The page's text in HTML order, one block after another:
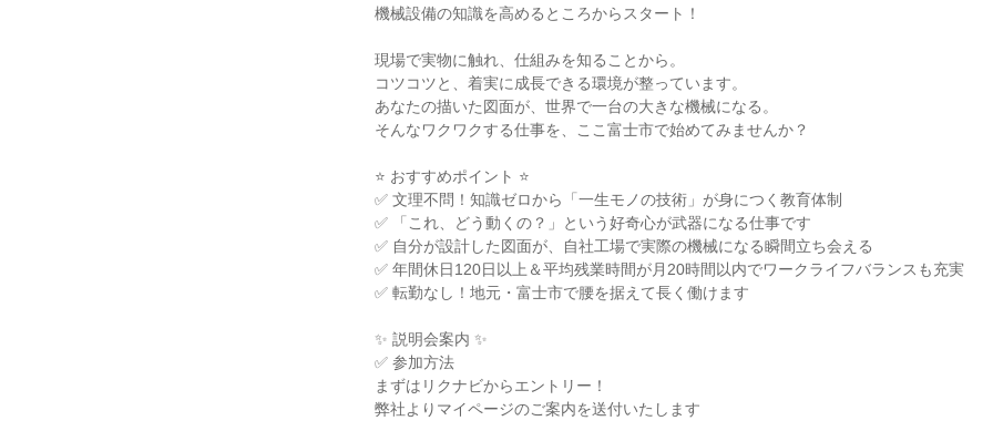
機械設備の知識を高めるところからスタート！
現場で実物に触れ、仕組みを知ることから。
コツコツと、着実に成長できる環境が整っています。
あなたの描いた図面が、世界で一台の大きな機械になる。
そんなワクワクする仕事を、ここ富士市で始めてみませんか？
⭐ おすすめポイント ⭐
✅ 文理不問！知識ゼロから「一生モノの技術」が身につく教育体制
✅ 「これ、どう動くの？」という好奇心が武器になる仕事です
✅ 自分が設計した図面が、自社工場で実際の機械になる瞬間立ち会える
✅ 年間休日120日以上＆平均残業時間が月20時間以内でワークライフバランスも充実
✅ 転勤なし！地元・富士市で腰を据えて長く働けます
✨ 説明会案内 ✨
✅ 参加方法
まずはリクナビからエントリー！
弊社よりマイページのご案内を送付いたします